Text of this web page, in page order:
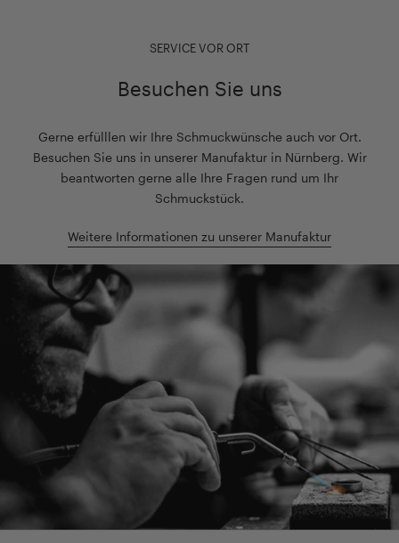
SERVICE VOR ORT
Besuchen Sie uns
Gerne erfülllen wir Ihre Schmuckwünsche auch vor Ort.
Besuchen Sie uns in unserer Manufaktur in Nürnberg. Wir
beantworten gerne alle Ihre Fragen rund um Ihr
Schmuckstück.
Weitere Informationen zu unserer Manufaktur